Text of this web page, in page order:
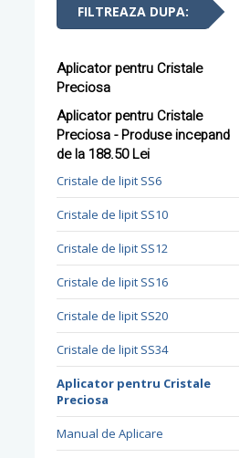
FILTREAZA DUPA:
Aplicator pentru Cristale
Preciosa
Aplicator pentru Cristale
Preciosa - Produse incepand
de la 188.50 Lei
Cristale de lipit SS6
Cristale de lipit SS10
Cristale de lipit SS12
Cristale de lipit SS16
Cristale de lipit SS20
Cristale de lipit SS34
Aplicator pentru Cristale
Preciosa
Manual de Aplicare